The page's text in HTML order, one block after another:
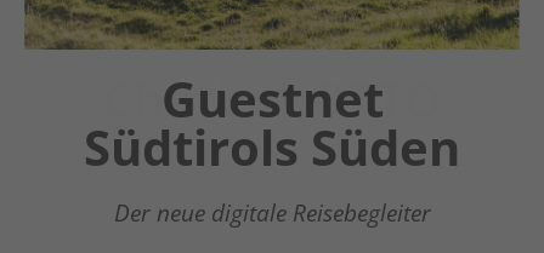
Chatbot OTTO
Dein digitaler Assistent in Südtirols Süden -
Klicke auf den Link, öffne Whats App und
chatte direkt los!
Guestnet
Südtirols Süden
Der neue digitale Reisebegleiter